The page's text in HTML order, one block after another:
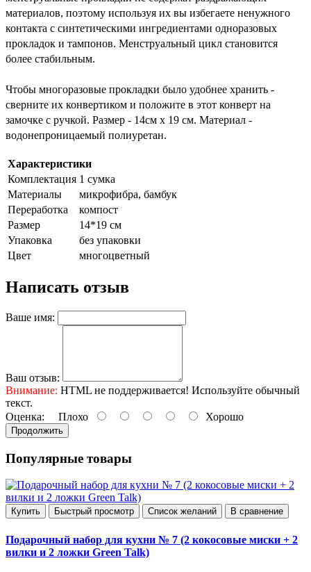
материалов, поэтому используя их вы избегаете ненужного
контакта с синтетическими ингредиентами одноразовых
прокладок и тампонов. Менструальный цикл становится
более стабильным.
Чтобы многоразовые прокладки было удобнее хранить -
сверните их конвертиком и положите в этот конверт на
замочке с ручкой. Размер - 14см х 19 см. Материал -
водонепроницаемый полиуретан.
Характеристики
Комплектация 1 сумка
Материалы
микрофибра, бамбук
Переработка
компост
Размер
14*19 см
Упаковка
без упаковки
Цвет
многоцветный
Написать отзыв
Ваше имя:
Ваш отзыв:
Внимание: HTML не поддерживается! Используйте обычный
текст.
Оценка: Плохо Хорошо
Продолжить
Популярные товары
Купить Быстрый просмотр Список желаний В сравнение
Подарочный набор для кухни № 7 (2 кокосовые миски + 2
вилки и 2 ложки Green Talk)